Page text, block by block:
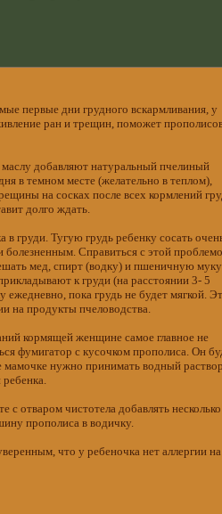
первые дни грудного вскармливания, у
ран и трещин, поможет
добавляют натуральный пчелиный
в темном месте (желательно в теплом),
на сосках после всех кормлений
долго ждать.
груди. Тугую грудь ребенку сосать
Справиться с этой
мед, спирт (водку) и пшеничную муку
к груди (на расстоянии 3- 5
пока грудь не будет мягкой.
на продукты пчеловодства.
кормящей женщине самое главное не
фумигатор с кусочком прополиса. Он
мамочке нужно принимать водный раствор
с отваром чистотела добавлять несколько
прополиса в водичку.
что у ребеночка нет аллергии на